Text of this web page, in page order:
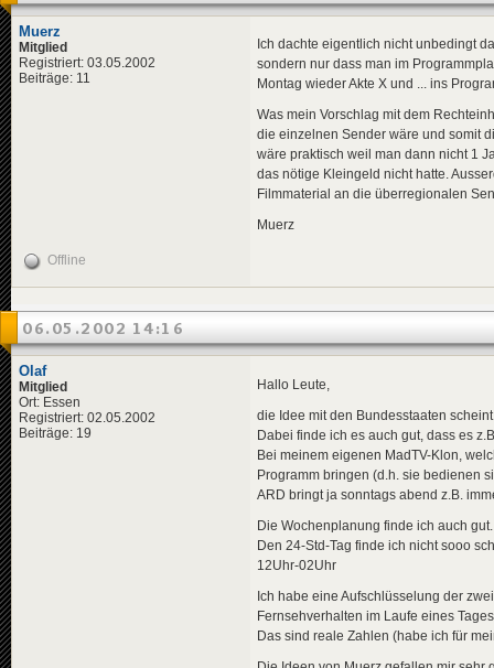
Muerz
Mitglied
Registriert: 03.05.2002
Beiträge: 11
Ich dachte eigentlich nicht unbedingt
sondern nur dass man im
Montag wieder Akte X und ... ins
Was mein Vorschlag mit dem
die einzelnen Sender wäre und somit
wäre praktisch weil man dann nicht 1
das nötige Kleingeld nicht hatte.
Filmmaterial an die überregionalen
Muerz
Offline
06.05.2002 14:16
Olaf
Mitglied
Ort: Essen
Registriert: 02.05.2002
Beiträge: 19
Hallo Leute,
die Idee mit den Bundesstaaten
Dabei finde ich es auch gut, dass es
Bei meinem eigenen MadTV-Klon,
Programm bringen (d.h. sie bedienen
ARD bringt ja sonntags abend z.B.
Die Wochenplanung finde ich auch gut.
Den 24-Std-Tag finde ich nicht sooo
12Uhr-02Uhr
Ich habe eine Aufschlüsselung der
Fernsehverhalten im Laufe eines
Das sind reale Zahlen (habe ich für